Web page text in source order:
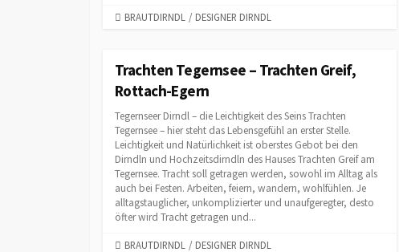
C
E
O
R
I
E
S
BRAUTDIRNDL / DESIGNER DIRNDL
Trachten Tegernsee – Trachten Greif,
Rottach-Egern
Tegernseer Dirndl – die Leichtigkeit des Seins Trachten
Tegernsee – hier steht das Lebensgefühl an erster Stelle.
Leichtigkeit und Natürlichkeit ist oberstes Gebot bei den
Dirndln und Hochzeitsdirndln des Hauses Trachten Greif am
Tegernsee. Tracht soll getragen werden, sowohl im Alltag als
auch bei Festen. Arbeiten, feiern, wandern, wohlfühlen. Je
alltagstauglicher, unkomplizierter und unaufgeregter, desto
öfter wird Tracht getragen und...
CBRAUTDIRNDL / DESIGNER DIRNDL